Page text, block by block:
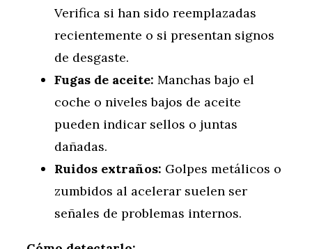
Verifica si han sido reemplazadas
recientemente o si presentan signos
de desgaste.
Fugas de aceite: Manchas bajo el
coche o niveles bajos de aceite
pueden indicar sellos o juntas
dañadas.
Ruidos extraños: Golpes metálicos o
zumbidos al acelerar suelen ser
señales de problemas internos.